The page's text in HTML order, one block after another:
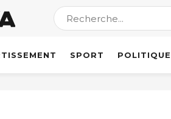
SPORT POLITIQUE